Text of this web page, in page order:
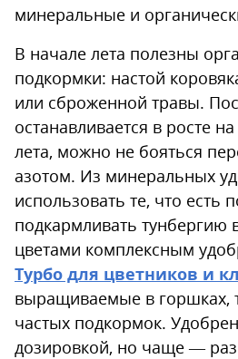
минеральные и
В начале лета полезны
подкормки: настой
или сброженной травы.
останавливается в росте
лета, можно не бояться
азотом. Из минеральных
использовать те, что есть
подкармливать тунбергию
цветами комплексным
Турбо для цветников и
выращиваемые в горшках,
частых подкормок.
дозировкой, но чаще —